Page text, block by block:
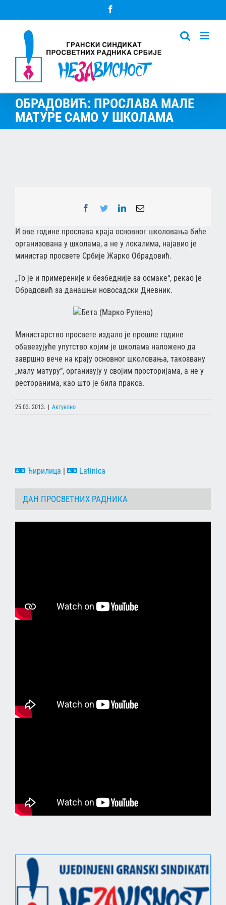
to
ОБРАДОВИЋ: ПРОСЛАВА МАЛЕ
МАТУРЕ САМО У ШКОЛАМА
Facebook
TwitterLinkedInEmail
И ове године прослава краја основног школовања биће
организована у школама, а не у локалима, најавио је
министар просвете Србије Жарко Обрадовић.
„То је и примереније и безбедније за осмаке“, рекао је
Обрадовић за данашњи новосадски Дневник.
Министарство просвете издало је прошле године
обавезујуће упутство којим је школама наложено да
завршно вече на крају основног школовања, такозвану
„малу матуру“, организују у својим просторијама, а не у
ресторанима, као што је била пракса.
25.03. 2013. | Актуелно
Ћирилица | Latinica
ДАН ПРОСВЕТНИХ РАДНИКА